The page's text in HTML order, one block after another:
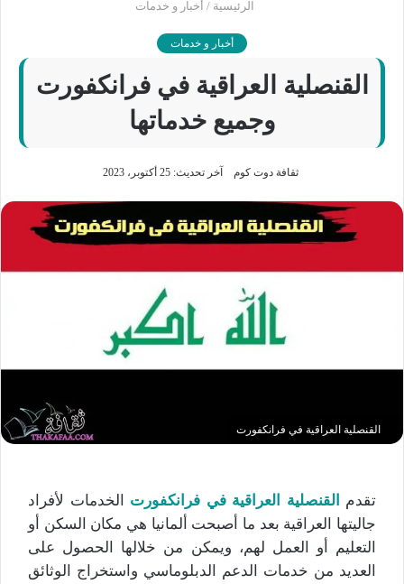
الرئيسية / أخبار و خدمات
أخبار و خدمات
القنصلية العراقية في فرانكفورت
وجميع خدماتها
ثقافة دوت كوم آخر تحديث: 25 أكتوبر، 2023
القنصلية العراقية في فرانكفورت
تقدم القنصلية العراقية في فرانكفورت الخدمات لأفراد
جاليتها العراقية بعد ما أصبحت ألمانيا هي مكان السكن أو
التعليم أو العمل لهم، ويمكن من خلالها الحصول على
العديد من خدمات الدعم الدبلوماسي واستخراج الوثائق